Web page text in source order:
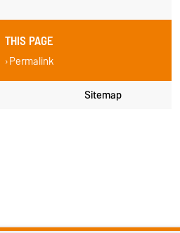
THIS PAGE
Permalink
Sitemap